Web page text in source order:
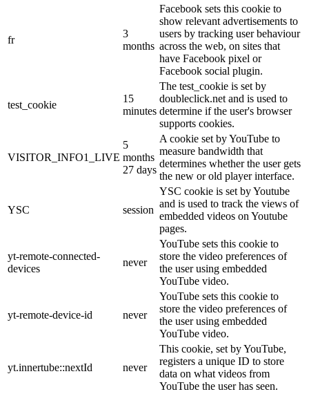
fr
3
months
Facebook sets this cookie to
show relevant advertisements to
users by tracking user behaviour
across the web, on sites that
have Facebook pixel or
Facebook social plugin.
test_cookie
15
minutes
The test_cookie is set by
doubleclick.net and is used to
determine if the user's browser
supports cookies.
VISITOR_INFO1_LIVE
5
months
27 days
A cookie set by YouTube to
measure bandwidth that
determines whether the user gets
the new or old player interface.
YSC session
YSC cookie is set by Youtube
and is used to track the views of
embedded videos on Youtube
pages.
yt-remote-connected-
devices
never
YouTube sets this cookie to
store the video preferences of
the user using embedded
YouTube video.
yt-remote-device-id never
YouTube sets this cookie to
store the video preferences of
the user using embedded
YouTube video.
yt.innertube::nextId never
This cookie, set by YouTube,
registers a unique ID to store
data on what videos from
YouTube the user has seen.